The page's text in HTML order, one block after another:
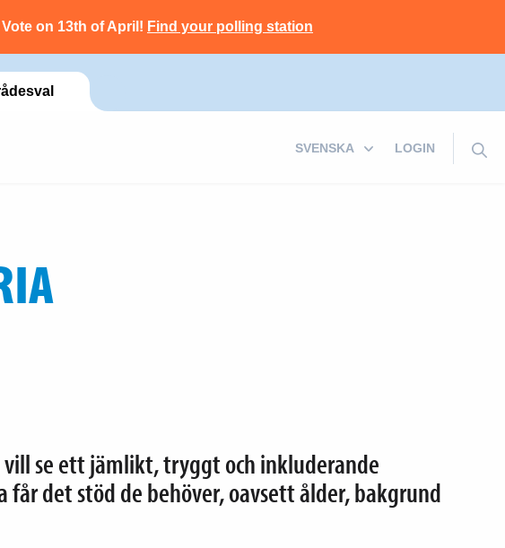
Vote on 13th of April! Find your polling station
LOGIN
se ett jämlikt, tryggt och inkluderande
får det stöd de behöver, oavsett ålder, bakgrund